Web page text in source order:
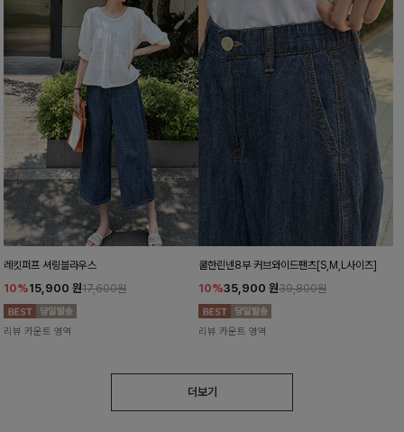
레킷퍼프 셔링블라우스
10%15,900 원17,600원
리뷰 카운트 영역
쿨한린넨8부 커브와이드팬츠[S,M,L사이즈]
10%35,900 원39,800원
리뷰 카운트 영역
더보기